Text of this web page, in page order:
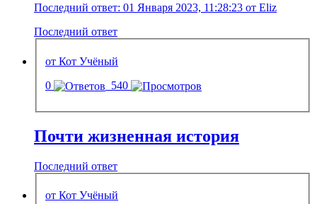
Последний ответ: 01 Января 2023, 11:28:23 от Eliz
Последний ответ
от Кот Учёный
0
540
Почти жизненная история
Последний ответ
от Кот Учёный